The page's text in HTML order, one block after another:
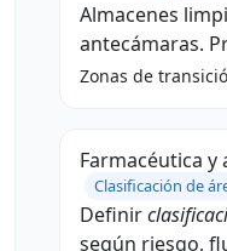
Almacenes
antecámaras.
Zonas de
Farmacéutica y
Clasificación de
Definir
según riesgo,